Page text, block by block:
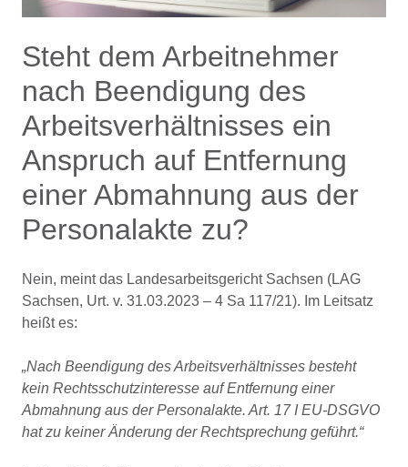
Steht dem Arbeitnehmer
nach Beendigung des
Arbeitsverhältnisses ein
Anspruch auf Entfernung
einer Abmahnung aus der
Personalakte zu?
Nein, meint das Landesarbeitsgericht Sachsen (LAG
Sachsen, Urt. v. 31.03.2023 – 4 Sa 117/21). Im Leitsatz
heißt es:
„Nach Beendigung des Arbeitsverhältnisses besteht
kein Rechtsschutzinteresse auf Entfernung einer
Abmahnung aus der Personalakte. Art. 17 I EU-DSGVO
hat zu keiner Änderung der Rechtsprechung geführt.“